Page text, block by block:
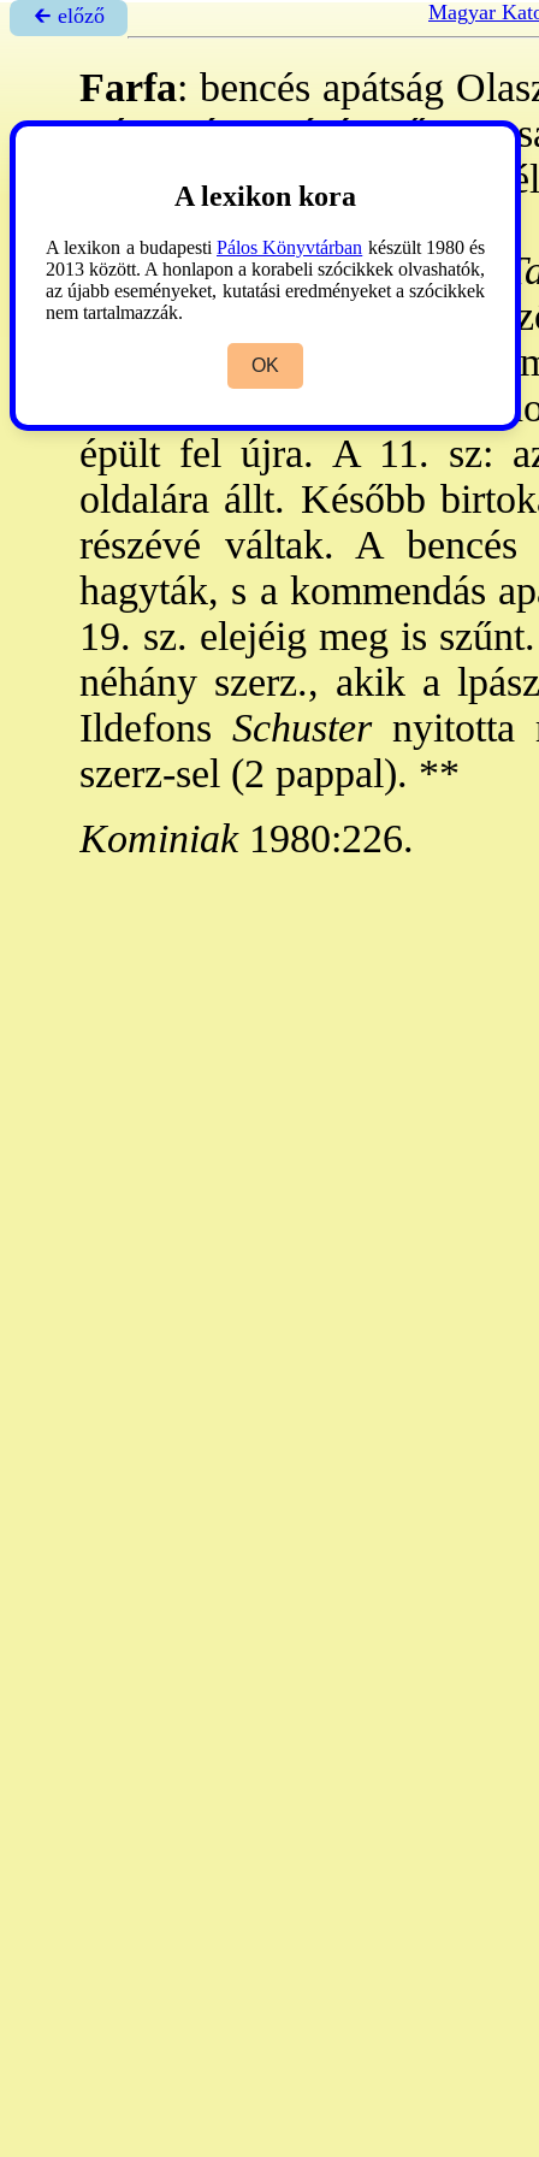
🡰 előző Magyar
Farfa: bencés apátság
szír származásúLőrinc
visszavonult, hogy szerz.
savoyai Morianiai Szt
megtelepedett a romok
hamarosan igen nagy
kiterjedt. A 8. sz:
épült fel újra. A 11. sz:
oldalára állt. Később
részévé váltak. A
hagyták, s a kommendás
19. sz. elejéig meg is
néhány szerz., akik a
Ildefons Schuster nyitotta
szerz-sel (2 pappal). **
Kominiak1980:226.
A lexikon kora
A lexikon a budapesti Pálos Könyvtárban készült 1980 és
2013 között. A honlapon a korabeli szócikkek olvashatók,
az újabb eseményeket, kutatási eredményeket a szócikkek
nem tartalmazzák.
OK